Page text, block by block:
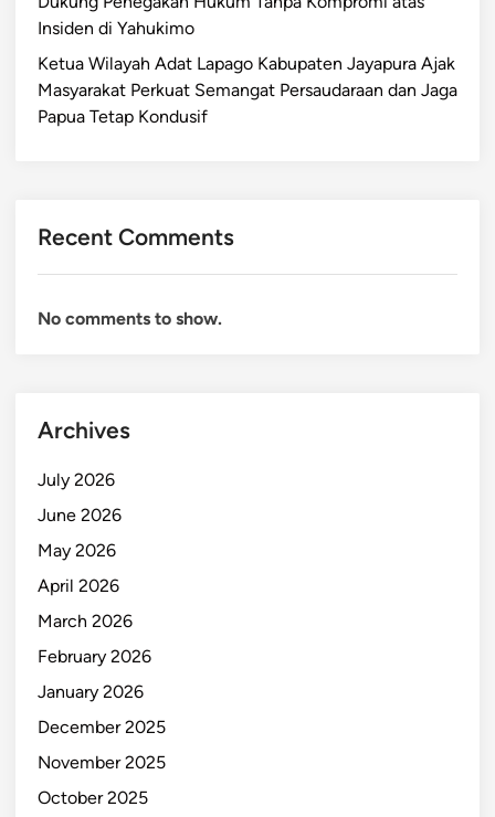
Insiden di Yahukimo
Ketua Wilayah Adat Lapago Kabupaten Jayapura Ajak
Masyarakat Perkuat Semangat Persaudaraan dan Jaga
Papua Tetap Kondusif
Recent Comments
No comments to show.
Archives
July 2026
June 2026
May 2026
April 2026
March 2026
February 2026
January 2026
December 2025
November 2025
October 2025